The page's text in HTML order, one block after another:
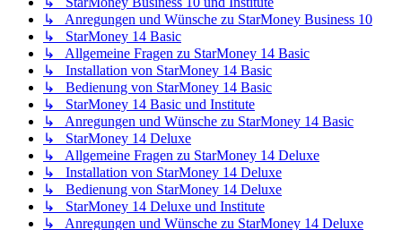
↳ Anregungen und Wünsche zu StarMoney Business 10
↳ StarMoney 14 Basic
↳ Allgemeine Fragen zu StarMoney 14 Basic
↳ Installation von StarMoney 14 Basic
↳ Bedienung von StarMoney 14 Basic
↳ StarMoney 14 Basic und Institute
↳ Anregungen und Wünsche zu StarMoney 14 Basic
↳ StarMoney 14 Deluxe
↳ Allgemeine Fragen zu StarMoney 14 Deluxe
↳ Installation von StarMoney 14 Deluxe
↳ Bedienung von StarMoney 14 Deluxe
↳ StarMoney 14 Deluxe und Institute
↳ Anregungen und Wünsche zu StarMoney 14 Deluxe